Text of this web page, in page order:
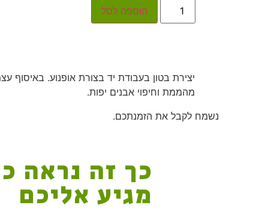
הוספה לסל
יצירת בטון בעבודת יד בצורת אופנוע.
מהממת וחיפוי אבנים יפות.
נשמח לקבל את הזמנתכם.
כך זה נראה
מגיע אליכם